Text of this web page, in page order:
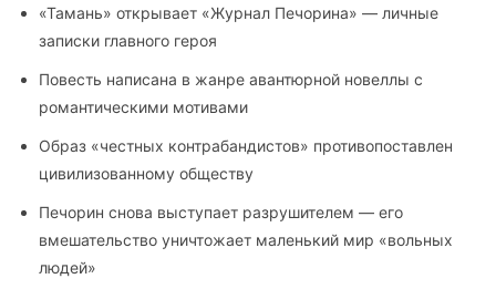
«Тамань» открывает «Журнал Печорина» — личные
записки главного героя
Повесть написана в жанре авантюрной новеллы с
романтическими мотивами
Образ «честных контрабандистов» противопоставлен
цивилизованному обществу
Печорин снова выступает разрушителем — его
вмешательство уничтожает маленький мир «вольных
людей»